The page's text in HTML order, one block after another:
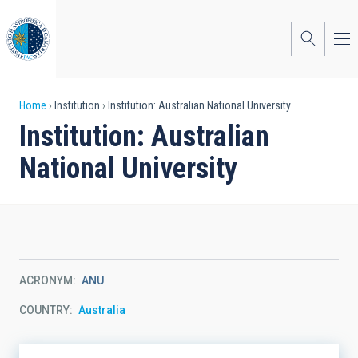
to
main
content
Breadcrumb
Home Institution Institution: Australian National University
Institution: Australian
National University
ACRONYM ANU
COUNTRY Australia